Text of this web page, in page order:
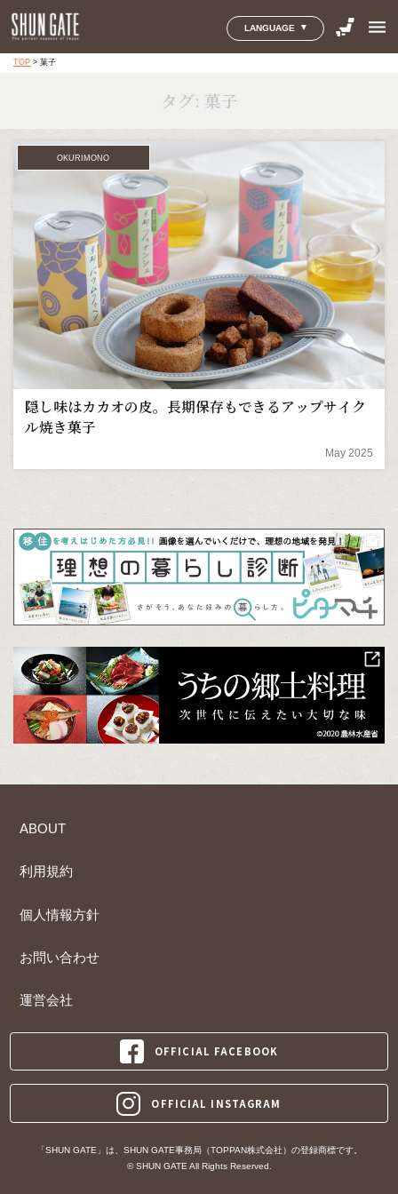
LANGUAGE menu
TOP> 菓子
タグ: 菓子
OKURIMONO
隠し味はカカオの皮。長期保存もできるアップサイク
ル焼き菓子
May 2025
ABOUT
利用規約
個人情報方針
お問い合わせ
運営会社
OFFICIAL FACEBOOK
OFFICIAL INSTAGRAM
「SHUN GATE」は、SHUN GATE事務局（TOPPAN株式会社）の登録商標です。
© SHUN GATE All Rights Reserved.